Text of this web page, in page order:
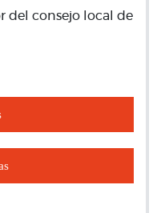
del consejo local de